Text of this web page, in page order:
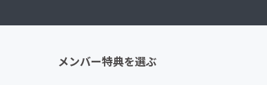
メンバー特典を選ぶ